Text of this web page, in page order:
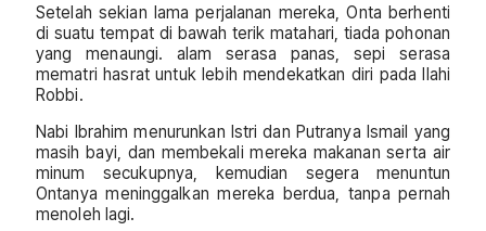
Setelah sekian lama perjalanan mereka, Onta berhenti
di suatu tempat di bawah terik matahari, tiada pohonan
yang menaungi. alam serasa panas, sepi serasa
mematri hasrat untuk lebih mendekatkan diri pada Ilahi
Robbi.
Nabi Ibrahim menurunkan Istri dan Putranya Ismail yang
masih bayi, dan membekali mereka makanan serta air
minum secukupnya, kemudian segera menuntun
Ontanya meninggalkan mereka berdua, tanpa pernah
menoleh lagi.